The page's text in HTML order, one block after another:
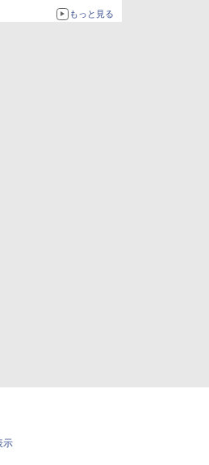
製品をピックアップ text
もっと見る
示